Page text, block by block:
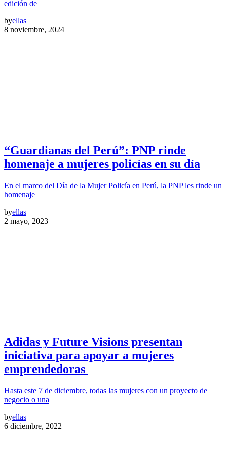
edición de
byellas
8 noviembre, 2024
“Guardianas del Perú”: PNP rinde
homenaje a mujeres policías en su día
En el marco del Día de la Mujer Policía en Perú, la PNP les rinde un
homenaje
byellas
2 mayo, 2023
Adidas y Future Visions presentan
iniciativa para apoyar a mujeres
emprendedoras
Hasta este 7 de diciembre, todas las mujeres con un proyecto de
negocio o una
byellas
6 diciembre, 2022